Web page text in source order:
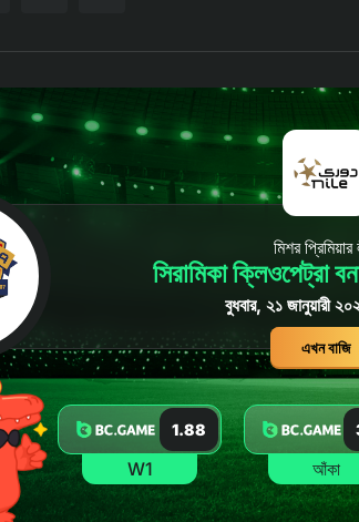
মিশর প্রিমিয়ার
সিরামিকা ক্লিওপেট্রা
বুধবার, ২১ জানুয়ারী
এখন বাজি
1.88
W1 আঁকা